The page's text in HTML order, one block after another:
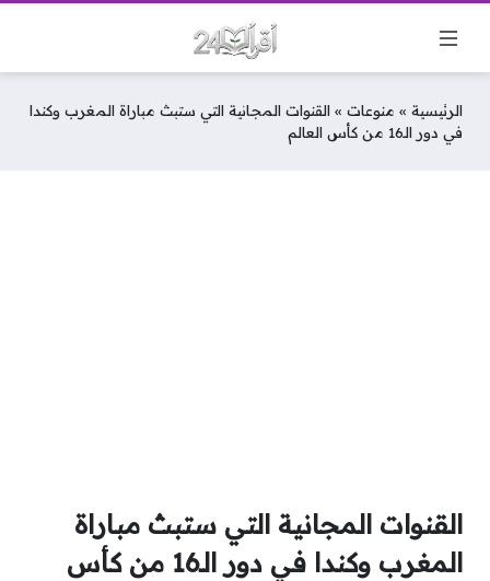
الرئيسية » منوعات » القنوات المجانية التي ستبث مباراة المغرب وكندا
في دور الـ16 من كأس العالم
القنوات المجانية التي ستبث مباراة
المغرب وكندا في دور الـ16 من كأس